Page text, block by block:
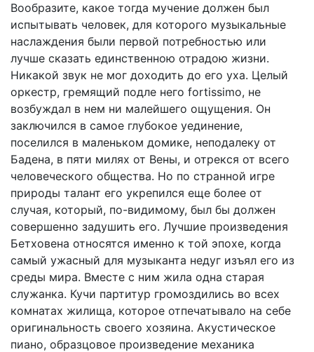
Вообразите, какое тогда мучение должен был
испытывать человек, для которого музыкальные
наслаждения были первой потребностью или
лучше сказать единственною отрадою жизни.
Никакой звук не мог доходить до его уха. Целый
оркестр, гремящий подле него fortissimo, не
возбуждал в нем ни малейшего ощущения. Он
заключился в самое глубокое уединение,
поселился в маленьком домике, неподалеку от
Бадена, в пяти милях от Вены, и отрекся от всего
человеческого общества. Но по странной игре
природы талант его укрепился еще более от
случая, который, по-видимому, был бы должен
совершенно задушить его. Лучшие произведения
Бетховена относятся именно к той эпохе, когда
самый ужасный для музыканта недуг изъял его из
среды мира. Вместе с ним жила одна старая
служанка. Кучи партитур громоздились во всех
комнатах жилища, которое отпечатывало на себе
оригинальность своего хозяина. Акустическое
пиано, образцовое произведение механика